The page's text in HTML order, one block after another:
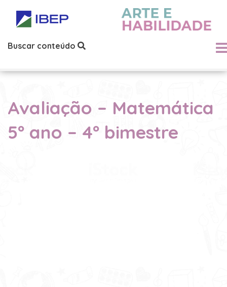
Buscar conteúdo
Avaliação – Matemática
5º ano – 4º bimestre